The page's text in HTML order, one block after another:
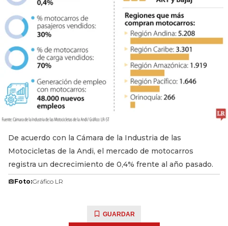
De acuerdo con la Cámara de la Industria de las
Motocicletas de la Andi, el mercado de motocarros
registra un decrecimiento de 0,4% frente al año pasado.
Foto:Gráfico LR
GUARDAR